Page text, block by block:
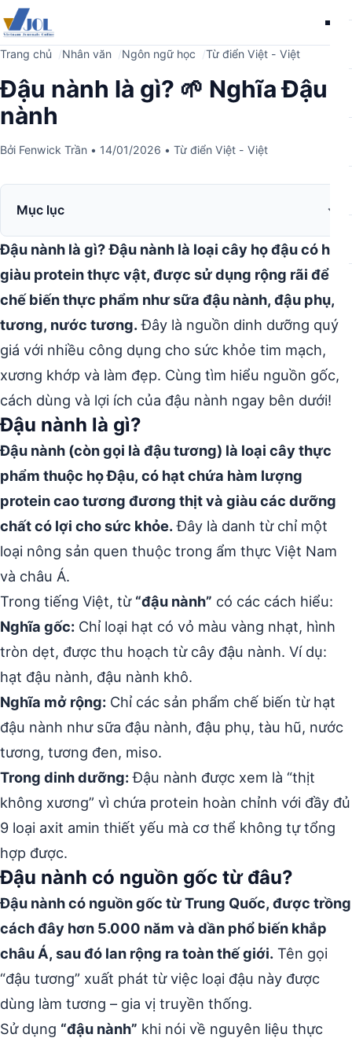
Trang chủ Nhân văn Ngôn ngữ học Từ điển Việt - Việt
Đậu nành là gì? 🌱 Nghĩa Đậu
nành
Bởi Fenwick Trần • 14/01/2026 • Từ điển Việt - Việt
Mục lục
Đậu nành là gì? Đậu nành là loại cây họ đậu có hạt
giàu protein thực vật, được sử dụng rộng rãi để
chế biến thực phẩm như sữa đậu nành, đậu phụ,
tương, nước tương.Đây là nguồn dinh dưỡng quý
giá với nhiều công dụng cho sức khỏe tim mạch,
xương khớp và làm đẹp. Cùng tìm hiểu nguồn gốc,
cách dùng và lợi ích của đậu nành ngay bên dưới!
Đậu nành là gì?
Đậu nành (còn gọi là đậu tương) là loại cây thực
phẩm thuộc họ Đậu, có hạt chứa hàm lượng
protein cao tương đương thịt và giàu các dưỡng
chất có lợi cho sức khỏe.Đây là danh từ chỉ một
loại nông sản quen thuộc trong ẩm thực Việt Nam
và châu Á.
Trong tiếng Việt, từ “đậu nành” có các cách hiểu:
Nghĩa gốc: Chỉ loại hạt có vỏ màu vàng nhạt, hình
tròn dẹt, được thu hoạch từ cây đậu nành. Ví dụ:
hạt đậu nành, đậu nành khô.
Nghĩa mở rộng: Chỉ các sản phẩm chế biến từ hạt
đậu nành như sữa đậu nành, đậu phụ, tàu hũ, nước
tương, tương đen, miso.
Trong dinh dưỡng:Đậu nành được xem là “thịt
không xương” vì chứa protein hoàn chỉnh với đầy đủ
9 loại axit amin thiết yếu mà cơ thể không tự tổng
hợp được.
Đậu nành có nguồn gốc từ đâu?
Đậu nành có nguồn gốc từ Trung Quốc, được trồng
cách đây hơn 5.000 năm và dần phổ biến khắp
châu Á, sau đó lan rộng ra toàn thế giới. Tên gọi
“đậu tương” xuất phát từ việc loại đậu này được
dùng làm tương – gia vị truyền thống.
Sử dụng “đậu nành” khi nói về nguyên liệu thực